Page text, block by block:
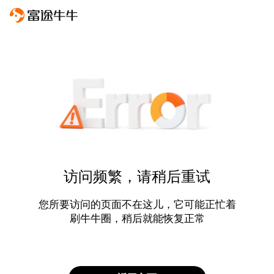
访问频繁，请稍后重试
您所要访问的页面不在这儿，它可能正忙着
刷牛牛圈，稍后就能恢复正常